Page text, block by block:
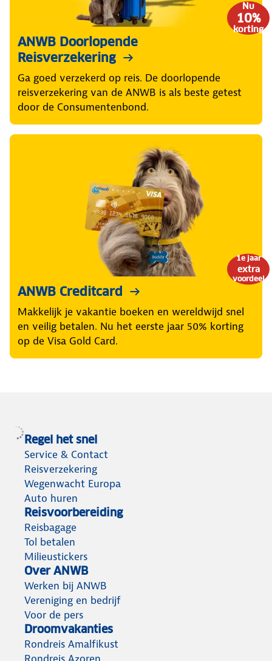
Nu
10%
korting
ANWB Doorlopende
Reisverzekering
Ga goed verzekerd op reis. De doorlopende
reisverzekering van de ANWB is als beste getest
door de Consumentenbond.
1e jaar
extra
voordeel
ANWB Creditcard
Makkelijk je vakantie boeken en wereldwijd snel
en veilig betalen. Nu het eerste jaar 50% korting
op de Visa Gold Card.
Regel het snel
Service & Contact
Reisverzekering
Wegenwacht Europa
Auto huren
Reisvoorbereiding
Reisbagage
Tol betalen
Milieustickers
Over ANWB
Werken bij ANWB
Vereniging en bedrijf
Voor de pers
Droomvakanties
Rondreis Amalfikust